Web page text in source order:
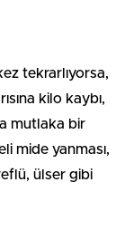
tekrarlıyorsa,
kilo kaybı,
mutlaka bir
mide yanması,
ülser gibi